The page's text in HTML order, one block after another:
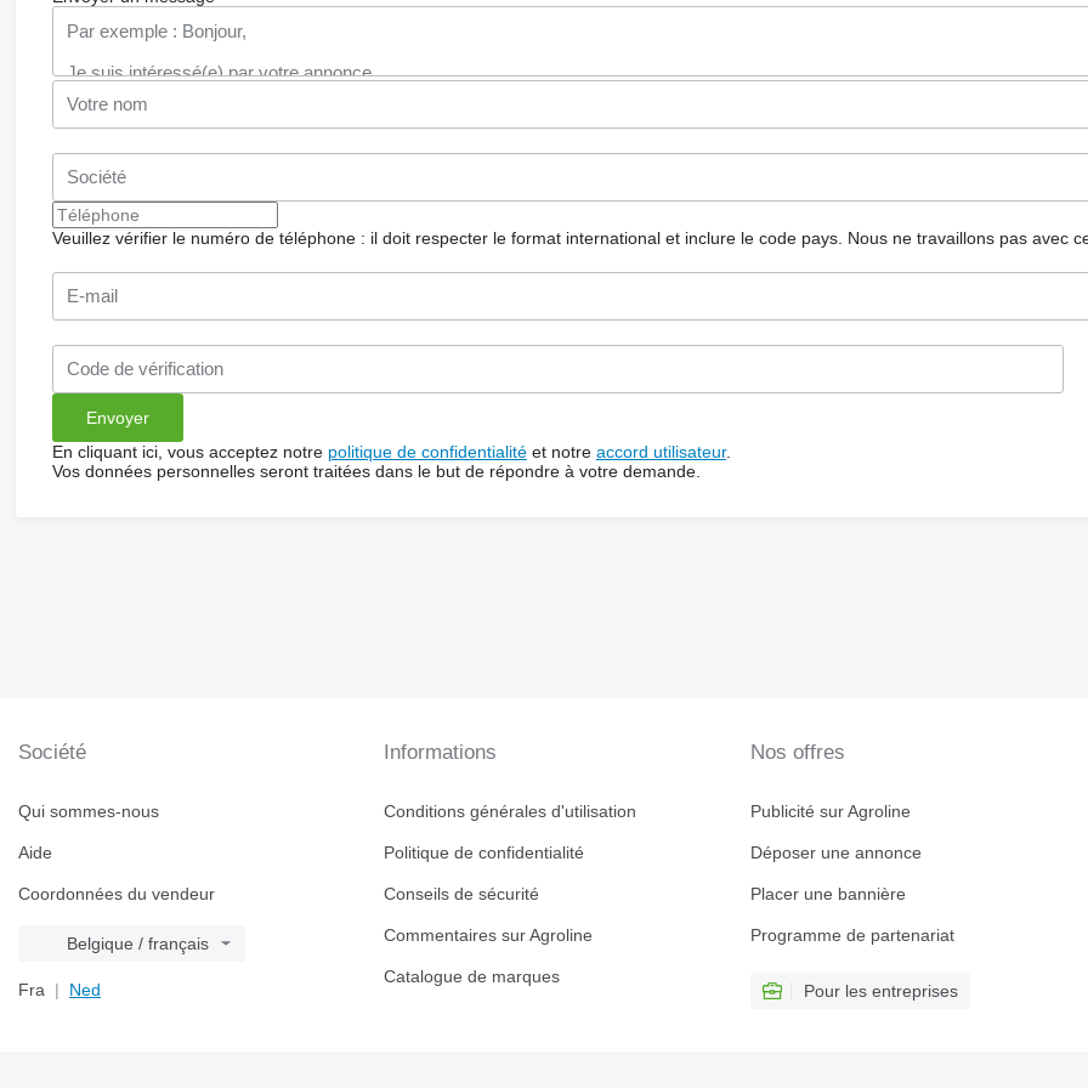
Veuillez vérifier le numéro de téléphone : il doit respecter le format international et inclure le code pays. Nous ne travaillons pas avec
En cliquant ici, vous acceptez notre politique de confidentialitéet notre accord utilisateur.
Vos données personnelles seront traitées dans le but de répondre à votre demande.
Société
Qui sommes-nous
Aide
Coordonnées du vendeur
Belgique / français
Fra Ned
Informations
Conditions générales d'utilisation
Politique de confidentialité
Conseils de sécurité
Commentaires sur Agroline
Catalogue de marques
Nos offres
Publicité sur Agroline
Déposer une annonce
Placer une bannière
Programme de partenariat
Pour les entreprises